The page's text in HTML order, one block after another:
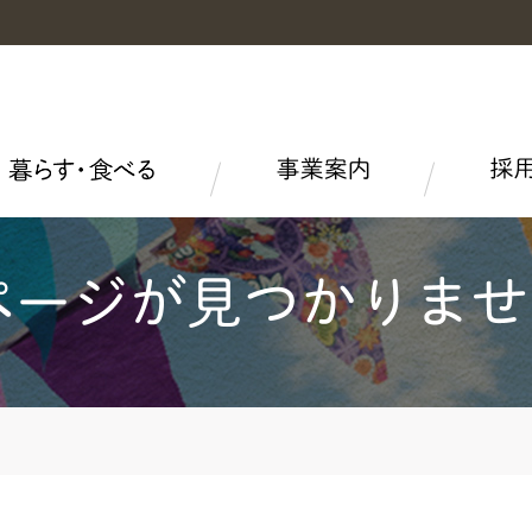
園芸事業
Amore（アモーレ）
営農支援事業
県域営農支援について
農業労働力確保支援について
総合販売事業
ポケットファームどきどき
ＪＡタウン
沿革・事業内容
パート募集
茨城協同食肉株式会社
株式会社養液土耕栽培研究所